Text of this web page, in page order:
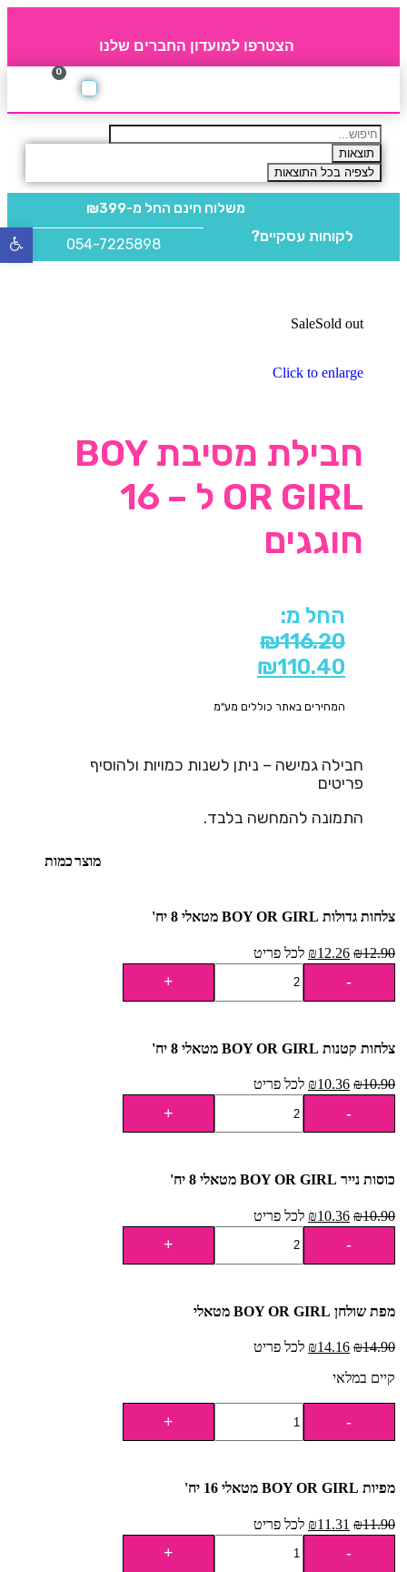
הצטרפו למועדון החברים שלנו
0
תוצאות
לצפיה בכל התוצאות
משלוח חינם החל מ-₪399
לקוחות עסקיים? 054-7225898
SaleSold out
Click to enlarge
חבילת מסיבת BOY
OR GIRL ל – 16
חוגגים
החל מ:
₪116.20
₪110.40
המחירים באתר כוללים מע"מ
חבילה גמישה – ניתן לשנות כמויות ולהוסיף
פריטים
התמונה להמחשה בלבד.
מוצרכמות
צלחות גדולות BOY OR GIRL מטאלי 8 יח'
₪12.90
₪12.26 לכל פריט
צלחות קטנות BOY OR GIRL מטאלי 8 יח'
₪10.90
₪10.36 לכל פריט
כוסות נייר BOY OR GIRL מטאלי 8 יח'
₪10.90
₪10.36 לכל פריט
מפת שולחן BOY OR GIRL מטאלי
₪14.90
₪14.16
לכל פריט
קיים במלאי
מפיות BOY OR GIRL מטאלי 16 יח'
₪11.90
₪11.31 לכל פריט
פתח